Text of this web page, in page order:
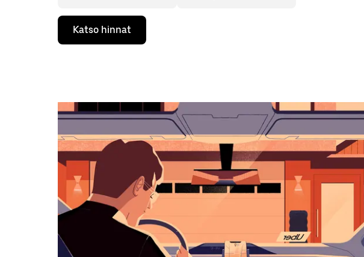
Valitse
päivämäärä
kalenterissa
Esc-
painikkeella.
Katso hinnat